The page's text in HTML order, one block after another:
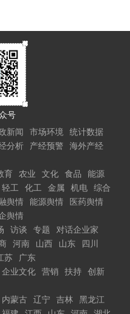
号
新闻 市场环境
统计数据
分析 产经预警
海外产经
育 农业 文化 食品
能源
轻工 化工 金属 机电
综合
舆情 能源舆情
医药舆情
舆情
访谈 专题
对话企业家
河南 山西 山东
四川
苏
广东
企业文化 营销 扶持
创新
内蒙古 辽宁 吉林
黑龙江